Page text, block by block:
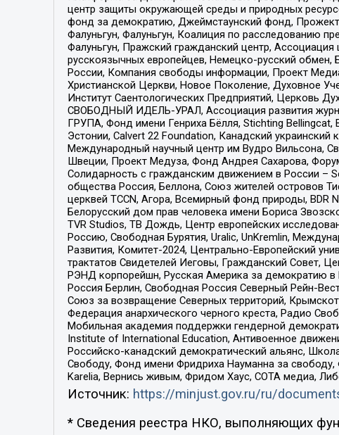
центр защиты окружающей среды и природных
фонд за демократию, Джеймстаунский фонд, Прожект
Фалуньгун, Фалуньгун, Коалиция по расследованию
Фалуньгун, Пражский гражданский центр,
русскоязычных европейцев, Немецко-русский
России, Компания свободы информации, Проект
Христианской Церкви, Новое Поколение, Духовное
Институт Саентологических Предприятий, Церковь
СВОБОДНЫЙ ИДЕЛЬ-УРАЛ, Ассоциация развития
ГРУПА, Фонд имени Генриха Бёлля, Stichting
Эстонии, Calvert 22 Foundation, Канадский
Международный научный центр им Вудро Вильсона,
Швеции, Проект Медуза, Фонд Андрея Сахарова,
Солидарность с гражданским движением в России –
общества Россия, Беллона, Союз жителей островов
церквей TCCN, Агора, Всемирный фонд природы,
Белорусский дом прав человека имени Бориса
TVR Studios, ТВ Дождь, Центр европейских
Россию, Свободная Бурятия, Uralic, UnKremlin,
Развития, Комитет-2024, Центрально-Европейский
трактатов Свидетелей Иеговы, Гражданский Совет,
РЭНД корпорейшн, Русская Америка за демократию в
Россия Берлин, Свободная Россия Северный Рейн-
Союз за возвращение Северных территорий,
Федерация анархического черного креста, Радио
Мобильная академия поддержки гендерной
Institute of International Education, Антивоенное
Российско-канадский демократический альянс,
Свободу, Фонд имени Фридриха Науманна за свободу,
Karelia, Вернись живым, Фридом Хаус, СОТА медиа,
Источник: https://minjust.gov.ru/ru/
* Сведения реестра НКО, выполняющих